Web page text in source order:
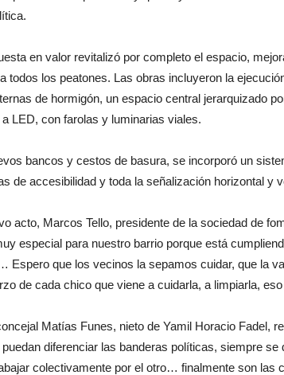
en valor revitalizó por completo el espacio,
todos los peatones. Las obras incluyeron la
de hormigón, un espacio central jerarquizado
LED, con farolas y luminarias viales.
bancos y cestos de basura, se incorporó un
de accesibilidad y toda la señalización horizontal y
acto, Marcos Tello, presidente de la sociedad de
especial para nuestro barrio porque está
Espero que los vecinos la sepamos cuidar, que la
de cada chico que viene a cuidarla, a limpiarla,
Matías Funes, nieto de Yamil Horacio Fadel,
diferenciar las banderas políticas, siempre se
colectivamente por el otro… finalmente son las